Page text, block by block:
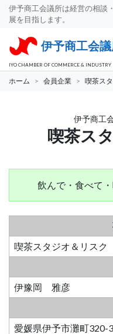
伊予商工会議所は経営の相談
展を目指します。
伊予商工会
IYO CHAMBER OF COMMERCE & INDUSTRY
ホーム 会員企業 喫茶ス
伊予商工
喫茶ス
飲んで・食べて
喫茶スタジオ＆リスク
伊豫岡 雅彦
愛媛県伊予市灘町320-3